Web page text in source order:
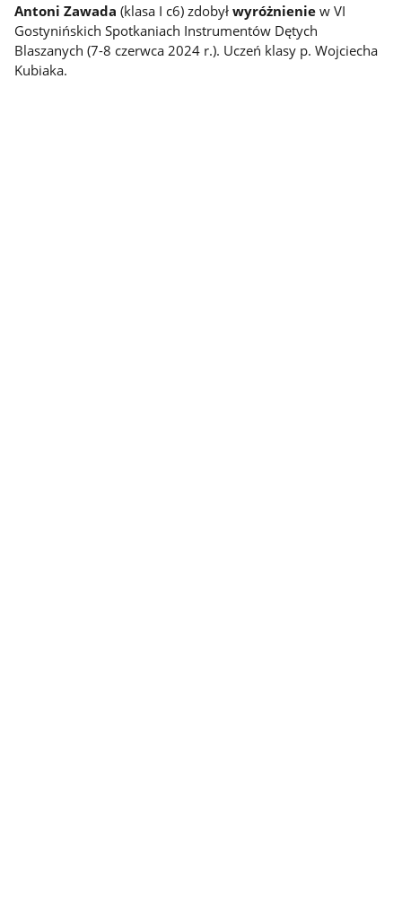
Antoni Zawada (klasa I c6) zdobyłwyróżnienie w VI
Gostynińskich Spotkaniach Instrumentów Dętych
Blaszanych (7-8 czerwca 2024 r.). Uczeń klasy p. Wojciecha
Kubiaka.